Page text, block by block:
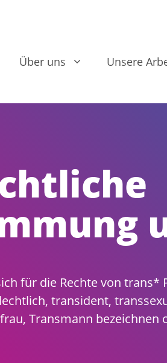
Über uns Unsere
für die Rechte von trans*
transident,
Transmann bezeichnen